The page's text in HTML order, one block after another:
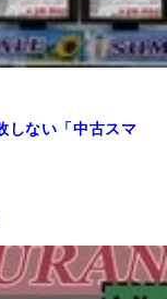
しない「中古スマ